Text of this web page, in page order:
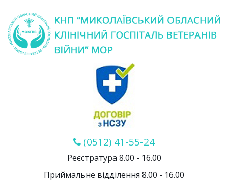
(0512) 41-55-24
Реєстратура 8.00 - 16.00
Приймальне відділення 8.00 - 16.00